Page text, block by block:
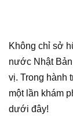
Không chỉ sở
nước Nhật
vị. Trong hành
một lần khám
dưới đây!